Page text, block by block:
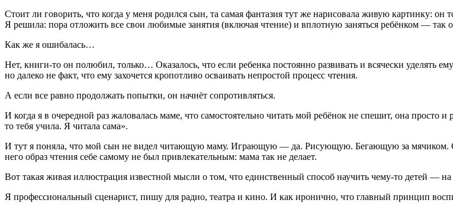
Стоит ли говорить, что когда у меня родился сын, та самая фантазия тут же нарисовала живую картинку: он
Я решила: пора отложить все свои любимые занятия (включая чтение) и вплотную заняться ребёнком — так
Как же я ошибалась…
Нет, книги-то он полюбил, только… Оказалось, что если ребенка постоянно развивать и всячески
но далеко не факт, что ему захочется кропотливо осваивать непростой процесс чтения.
А если все равно продолжать попытки, он начнёт сопротивляться.
И когда я в очередной раз жаловалась маме, что самостоятельно читать мой ребёнок не спешит, она
то тебя учила. Я читала сама».
И тут я поняла, что мой сын не видел читающую маму. Играющую — да. Рисующую. Бегающую за
него образ чтения себе самому не был привлекательным: мама так не делает.
Вот такая живая иллюстрация известной мысли о том, что единственный способ научить чему-то детей —
Я профессиональный сценарист, пишу для радио, театра и кино. И как иронично, что главный принцип